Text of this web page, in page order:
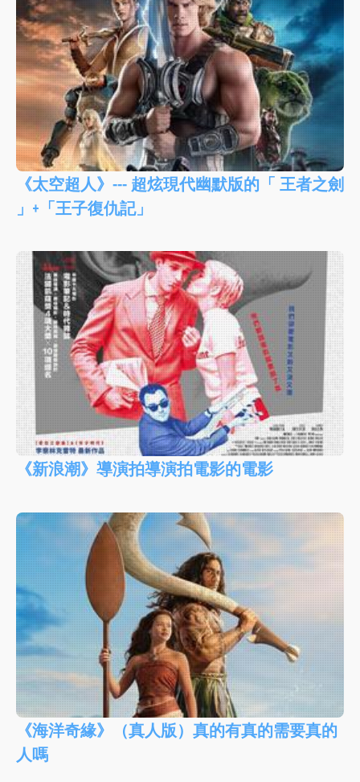
《太空超人》--- 超炫現代幽默版的「 王者之劍
」+「王子復仇記」
《新浪潮》導演拍導演拍電影的電影
《海洋奇緣》（真人版）真的有真的需要真的
人嗎